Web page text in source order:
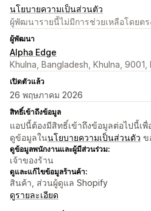
นโยบายความเป็นส่วนตัว
ผู้พัฒนารายนี้ไม่มีการช่วยเหลือโดยต
ผู้พัฒนา
Alpha Edge
Khulna, Bangladesh, Khulna, 9001,
เปิดตัวแล้ว
26 พฤษภาคม 2026
สิทธิ์เข้าถึงข้อมูล
แอปนี้ต้องมีสิทธิ์เข้าถึงข้อมูลต่อไปนี้เ
ดูข้อมูลในนโยบายความเป็นส่วนตัว ข
ดูข้อมูลพนักงานและผู้มีส่วนร่วม:
เจ้าของร้าน
ดูและแก้ไขข้อมูลร้านค้า:
สินค้า, ส่วนผู้ดูแล Shopify
ดูรายละเอียด